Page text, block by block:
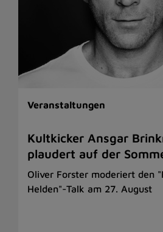
Veranstaltungen
Kultkicker Ansgar
plaudert auf der
Oliver Forster moderiert den
Helden"-Talk am 27. August